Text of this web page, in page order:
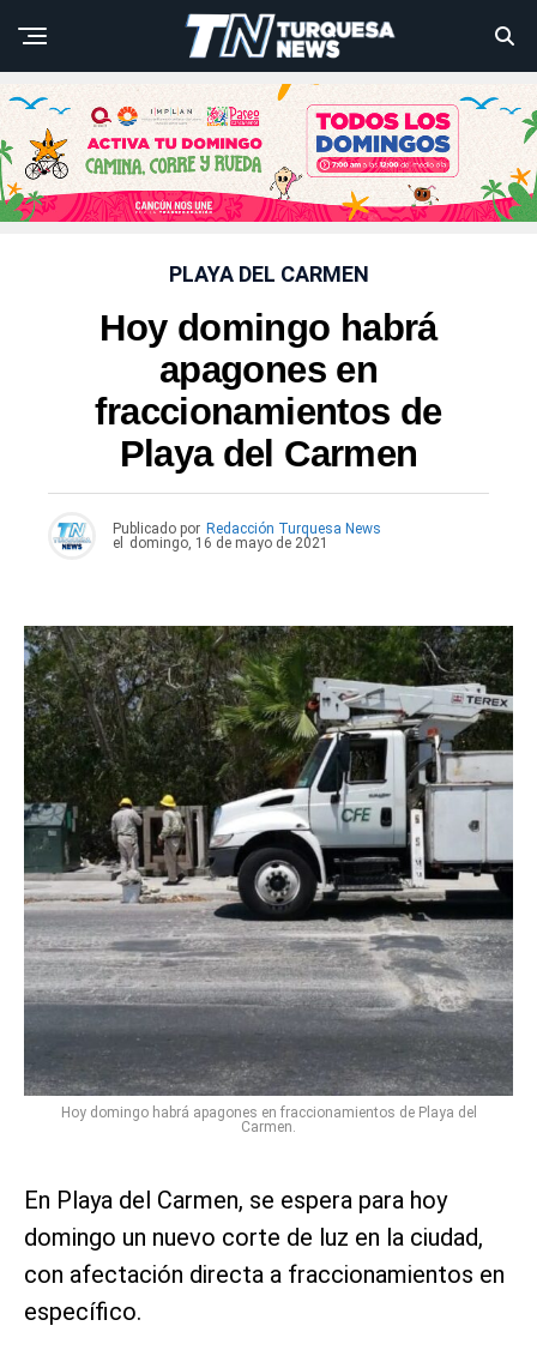
PLAYA DEL CARMEN
Hoy domingo habrá
apagones en
fraccionamientos de
Playa del Carmen
Publicado por Redacción Turquesa News
el
domingo, 16 de mayo de 2021
Hoy domingo habrá apagones en fraccionamientos de Playa del
Carmen.
En Playa del Carmen, se espera para hoy
domingo un nuevo corte de luz en la ciudad,
con afectación directa a fraccionamientos en
específico.